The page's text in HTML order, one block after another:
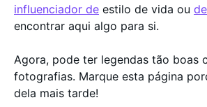
influenciador de estilo de vida ou
encontrar aqui algo para si.
Agora, pode ter legendas tão boas
fotografias. Marque esta página
dela mais tarde!